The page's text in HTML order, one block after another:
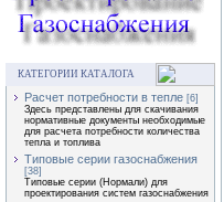
КАТЕГОРИИ КАТАЛОГА
Расчет потребности в тепле [6]
Здесь представлены для скачивания
нормативные документы необходимые
для расчета потребности количества
тепла и топлива
Типовые серии газоснабжения
[38]
Типовые серии (Нормали) для
проектирования систем газоснабжения